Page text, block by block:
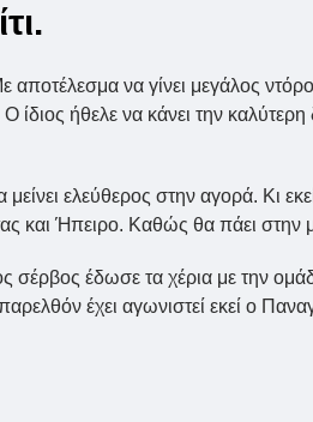
αποτέλεσμα να γίνει μεγάλος
ήθελε να κάνει την καλύτερη
ελεύθερος στην αγορά. Κι
και Ήπειρο. Καθώς θα πάει στην
σέρβος έδωσε τα χέρια με την
έχει αγωνιστεί εκεί ο